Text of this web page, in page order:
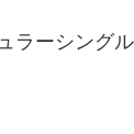
ーシング